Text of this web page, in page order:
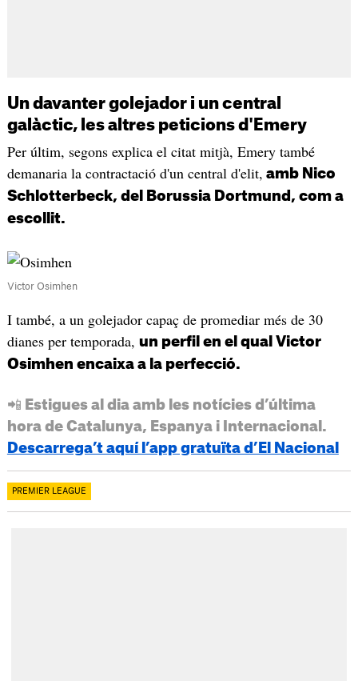
Un davanter golejador i un central
galàctic, les altres peticions d'Emery
Per últim, segons explica el citat mitjà, Emery també
demanaria la contractació d'un central d'elit, amb Nico
Schlotterbeck, del Borussia Dortmund, com a
escollit.
Victor Osimhen
I també, a un golejador capaç de promediar més de 30
dianes per temporada, un perfil en el qual Victor
Osimhen encaixa a la perfecció.
📲 Estigues al dia amb les notícies d’última
hora de Catalunya, Espanya i Internacional.
Descarrega’t aquí l’app gratuïta d’El Nacional
PREMIER LEAGUE